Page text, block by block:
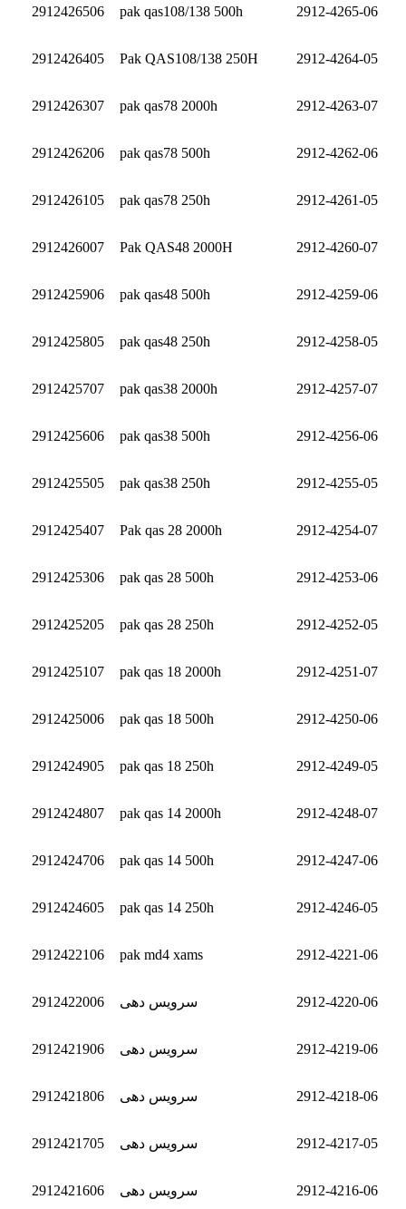
2912426506 pak qas108/138 500h 2912-4265-06
2912426405 Pak QAS108/138 250H 2912-4264-05
2912426307 pak qas78 2000h 2912-4263-07
2912426206 pak qas78 500h 2912-4262-06
2912426105 pak qas78 250h 2912-4261-05
2912426007 Pak QAS48 2000H 2912-4260-07
2912425906 pak qas48 500h 2912-4259-06
2912425805 pak qas48 250h 2912-4258-05
2912425707 pak qas38 2000h 2912-4257-07
2912425606 pak qas38 500h 2912-4256-06
2912425505 pak qas38 250h 2912-4255-05
2912425407 Pak qas 28 2000h 2912-4254-07
2912425306 pak qas 28 500h 2912-4253-06
2912425205 pak qas 28 250h 2912-4252-05
2912425107 pak qas 18 2000h 2912-4251-07
2912425006 pak qas 18 500h 2912-4250-06
2912424905 pak qas 18 250h 2912-4249-05
2912424807 pak qas 14 2000h 2912-4248-07
2912424706 pak qas 14 500h 2912-4247-06
2912424605 pak qas 14 250h 2912-4246-05
2912422106 pak md4 xams 2912-4221-06
2912422006 سرویس دهی 2912-4220-06
2912421906 سرویس دهی 2912-4219-06
2912421806 سرویس دهی 2912-4218-06
2912421705 سرویس دهی 2912-4217-05
2912421606 سرویس دهی 2912-4216-06